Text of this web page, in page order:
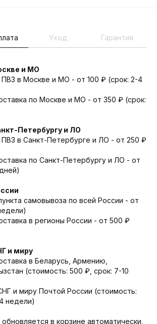
Уход Гарантия
и МО
в Москве и МО - от 100 ₽ (срок: 2-4
по Москве и МО - от 350 ₽ (срок:
Петербургу и ЛО
в Санкт-Петербурге и ЛО - от 250 ₽
по Санкт-Петербургу и ЛО - от
самовывоза по всей России - от
в регионы России - от 500 ₽
и миру
в Беларусь, Армению,
(стоимость: 500 ₽, срок: 7-10
и миру Почтой России (стоимость:
недели)
в корзине автоматически,